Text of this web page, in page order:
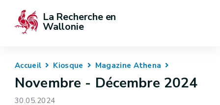
La Recherche en
Wallonie
Accueil Kiosque Magazine Athena
Novembre - Décembre 2024
30.05.2024